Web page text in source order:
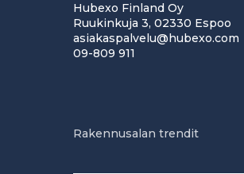
Hubexo Finland Oy
Ruukinkuja 3, 02330 Espoo
asiakaspalvelu@hubexo.com
09-809 911
Rakennusalan trendit